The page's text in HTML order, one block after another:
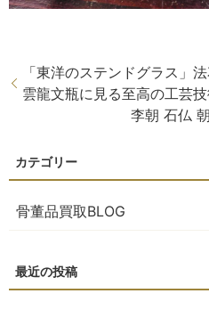
「東洋のステンドグラス」
雲龍文瓶に見る至高の工芸
李朝 石仏
骨董品買取BLOG